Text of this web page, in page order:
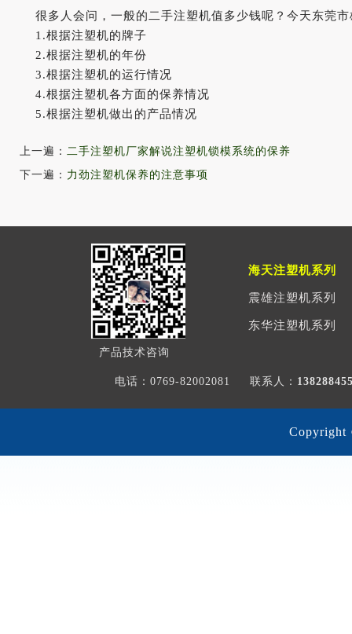
很多人会问，一般的二手注塑机值多少钱呢？今天东莞
1.根据注塑机的牌子
2.根据注塑机的年份
3.根据注塑机的运行情况
4.根据注塑机各方面的保养情况
5.根据注塑机做出的产品情况
上一遍： 二手注塑机厂家解说注塑机锁模系统的保养
下一遍： 力劲注塑机保养的注意事项
产品技术咨询
海天注塑机系列
震雄注塑机系列
东华注塑机系列
电话：0769-82002081 联系人：
Copyright